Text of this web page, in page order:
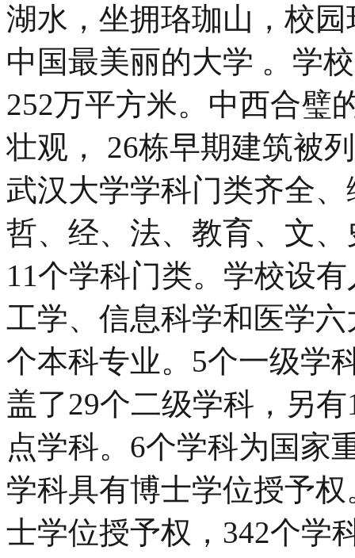
湖水，坐拥珞珈山，校
中国最美丽的大学 。学
252万平方米。中西合璧
壮观， 26栋早期建筑被
武汉大学学科门类齐全
哲、经、法、教育、文
11个学科门类。学校设
工学、信息科学和医学
个本科专业。5个一级学
盖了29个二级学科，另
点学科。6个学科为国家
学科具有博士学位授予
士学位授予权，342个学